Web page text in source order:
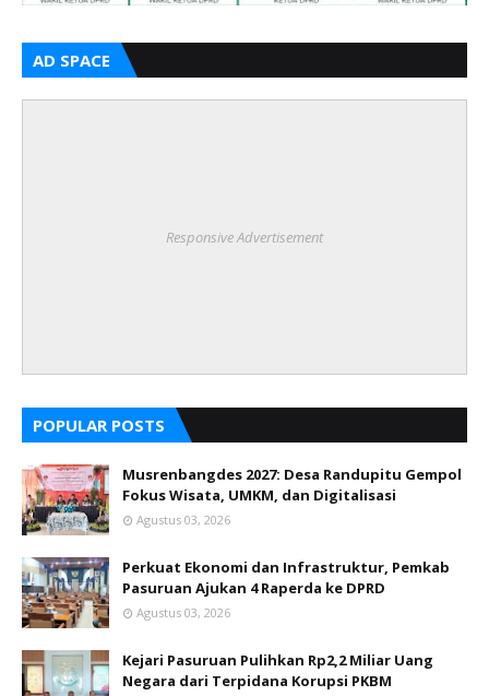
AD SPACE
Responsive Advertisement
POPULAR POSTS
Musrenbangdes 2027: Desa Randupitu Gempol
Fokus Wisata, UMKM, dan Digitalisasi
Agustus 03, 2026
Perkuat Ekonomi dan Infrastruktur, Pemkab
Pasuruan Ajukan 4 Raperda ke DPRD
Agustus 03, 2026
Kejari Pasuruan Pulihkan Rp2,2 Miliar Uang
Negara dari Terpidana Korupsi PKBM